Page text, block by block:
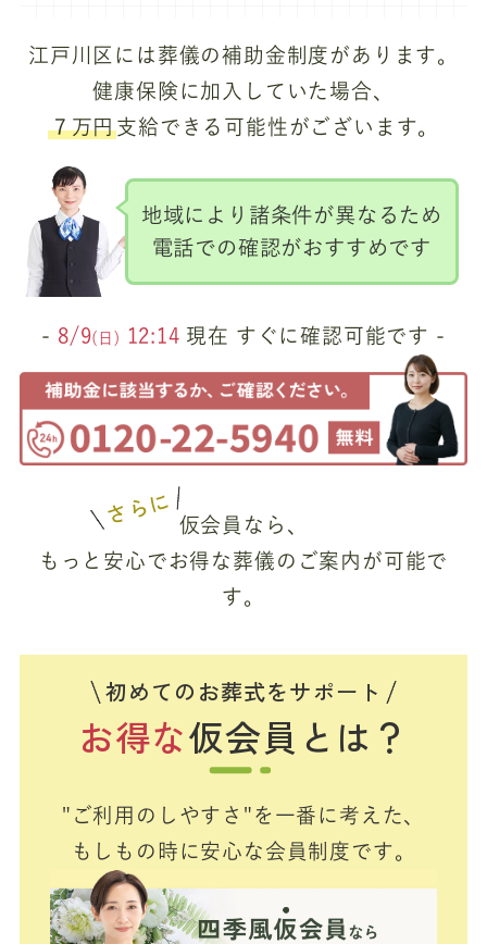
江戸川区には葬儀の補助金制度があります。
健康保険に加入していた場合、
７万円支給できる可能性がございます。
地域により諸条件が異なるため
電話での確認がおすすめです
- 8/9(日) 12:14 現在 すぐに確認可能です -
さらに 仮会員なら、
もっと安心でお得な葬儀のご案内が可能で
す。
初めてのお葬式をサポート
お得な仮会員とは？
"ご利用のしやすさ"を一番に考えた、
もしもの時に安心な会員制度です。